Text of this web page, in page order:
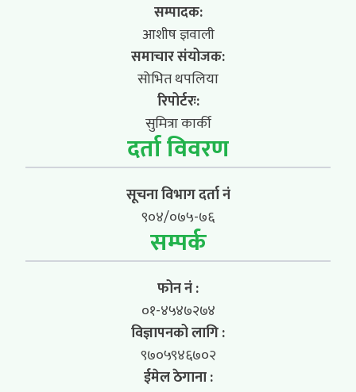
सम्पादक:
आशीष ज्ञवाली
समाचार संयोजक:
सोभित थपलिया
रिपोर्टरः:
सुमित्रा कार्की
दर्ता विवरण
सूचना विभाग दर्ता नं
९०४/०७५-७६
सम्पर्क
फोन नं :
०१-४५४७२७४
विज्ञापनको लागि :
९७०५९४६७०२
ईमेल ठेगाना :